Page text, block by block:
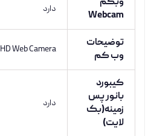
Webcam
دارد
توضیحات
وب کم
HD Web Camera
کیبورد
بانور پس
زمینه(بک
لایت)
دارد